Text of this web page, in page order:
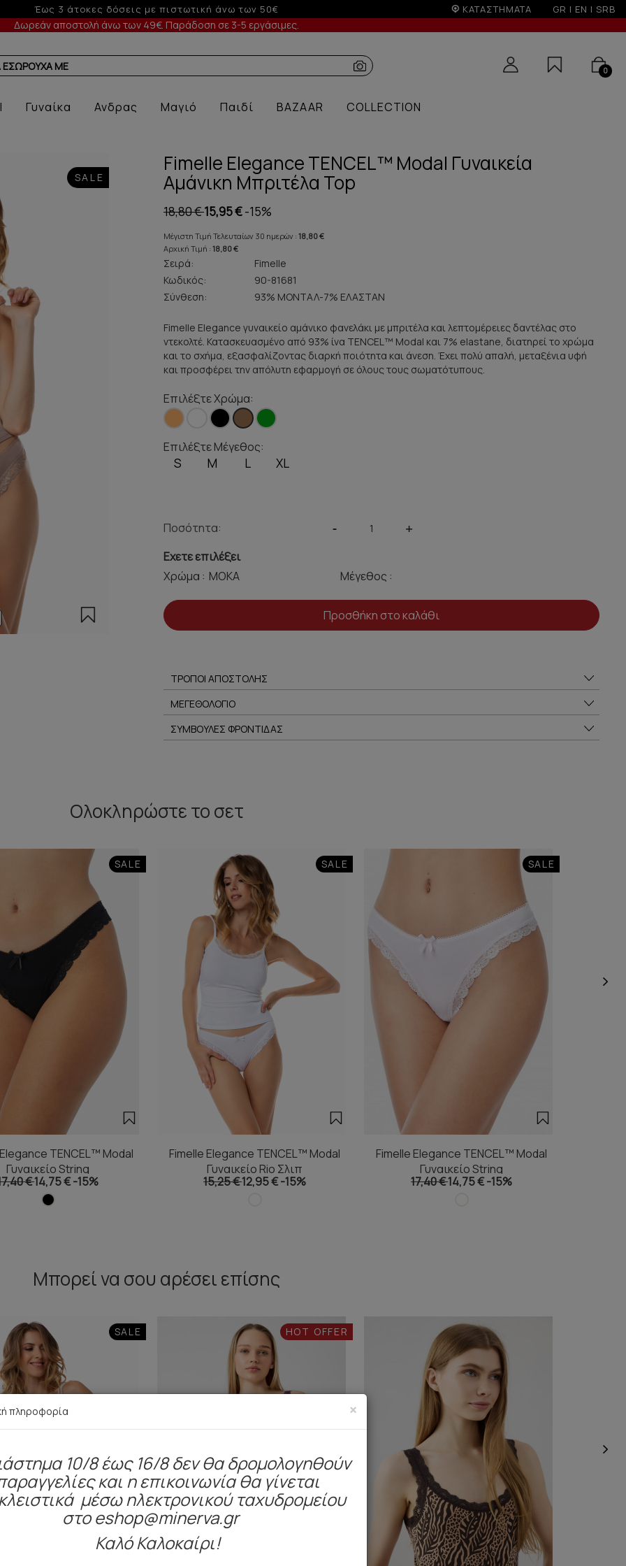
-5% σε παραγγελίες άνω των 200€ σε περίοδο εκπτώσεων ΚΑΤΑΣΤΗΜΑΤΑ GR | EN | SRB
Δωρεάν αποστολή άνω των 49€. Παράδοση σε 3-5 εργάσιμες.
ΕΣΩΡΟΥΧΑ ΜΕ ΠΡΟΣΦΟΡΑ 0
Γυναίκα Ανδρας Μαγιό Παιδί BAZAAR COLLECTION
SALE
Fimelle Elegance TENCEL™ Modal Γυναικεία
Αμάνικη Μπριτέλα Top
18,80 €15,95 €-15%
Μέγιστη Τιμή Τελευταίων 30 ημερών : 18,80 €
Αρχική Τιμή : 18,80 €
Σειρά:
Fimelle
Κωδικός:
90-81681
Σύνθεση:
93% ΜΟΝΤΑΛ-7% ΕΛΑΣΤΑΝ
Fimelle Elegance γυναικείο αμάνικο φανελάκι με μπριτέλα και λεπτομέρειες δαντέλας στο
ντεκολτέ. Κατασκευασμένο από 93% ίνα TENCEL™ Modal και 7% elastane, διατηρεί το χρώμα
και το σχήμα, εξασφαλίζοντας διαρκή ποιότητα και άνεση. Έχει πολύ απαλή, μεταξένια υφή
και προσφέρει την απόλυτη εφαρμογή σε όλους τους σωματότυπους.
Επιλέξτε Χρώμα:
Επιλέξτε Μέγεθος:
S M L XL
Ποσότητα: - +
Εχετε επιλέξει
Χρώμα :
Μέγεθος :
Προσθήκη στο καλάθι
ΤΡΟΠΟΙ ΑΠΟΣΤΟΛΗΣ
ΜΕΓΕΘΟΛΟΓΙΟ
ΣΥΜΒΟΥΛΕΣ ΦΡΟΝΤΙΔΑΣ
Ολοκληρώστετο σετ
SALE
TENCEL™ Modal
Γυναικείο String
€14,75 €-15%
SALE
Fimelle Elegance TENCEL™ Modal
Γυναικείο Rio Σλιπ
15,25 €12,95 €-15%
SALE
Fimelle Elegance TENCEL™ Modal
Γυναικείο String
17,40 €14,75 €-15%
Μπορεί να σου αρέσει επίσης
SALE HOT OFFER
×
πληροφορία
10/8 έως 16/8 δεν θα δρομολογηθούν
και η επικοινωνία θα γίνεται
μέσω ηλεκτρονικού ταχυδρομείου
στο eshop@minerva.gr
Καλό Καλοκαίρι!